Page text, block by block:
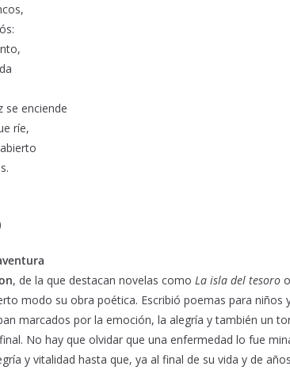
se enciende
ríe,
, de la que destacan novelas como La isla del tesoro o
modo su obra poética. Escribió poemas para niños
marcados por la emoción, la alegría y también un
No hay que olvidar que una enfermedad lo fue
y vitalidad hasta que, ya al final de su vida y de